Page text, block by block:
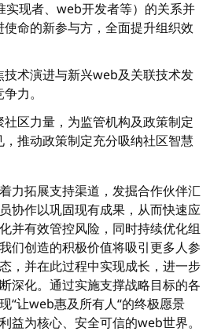
实现者、web开发者等）的关系并
命的新参与方，全面提升组织效
技术演进与新兴web及关联技术发
力。
区力量，为监管机构及政策制定
推动政策制定充分吸纳社区智慧
力拓展支持渠道，发掘合作伙伴汇
协作以巩固现有成果，从而快速应
并有效管控风险，同时持续优化组
们创造的积极价值将吸引更多人参
，并在此过程中实现成长，进一步
深化。通过实施支撑战略目标的各
“让web惠及所有人“的终极愿景
为核心、安全可信的web世界。